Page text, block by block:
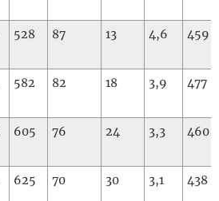
528 87 13 4,6 459
582 82 18 3,9 477
605 76 24 3,3 460
625 70 30 3,1 438